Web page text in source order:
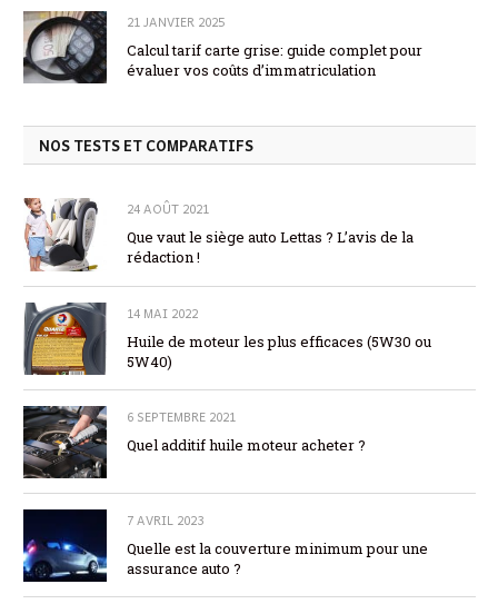
21 JANVIER 2025
Calcul tarif carte grise: guide complet pour
évaluer vos coûts d’immatriculation
NOS TESTS ET COMPARATIFS
24 AOÛT 2021
Que vaut le siège auto Lettas ? L’avis de la
rédaction !
14 MAI 2022
Huile de moteur les plus efficaces (5W30 ou
5W40)
6 SEPTEMBRE 2021
Quel additif huile moteur acheter ?
7 AVRIL 2023
Quelle est la couverture minimum pour une
assurance auto ?